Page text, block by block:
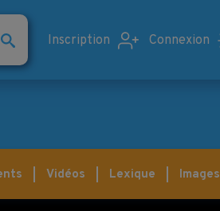
Inscription
Connexion
Vidéos Lexique Images